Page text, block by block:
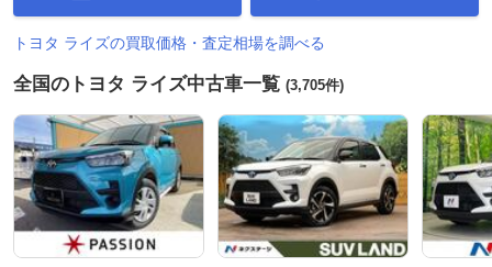
トヨタ ライズの買取価格・査定相場を調べる
全国のトヨタ ライズ中古車一覧 (3,705件)